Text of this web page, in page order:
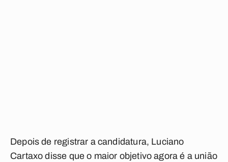
Depois de registrar a candidatura, Luciano
Cartaxo disse que o maior objetivo agora é a união